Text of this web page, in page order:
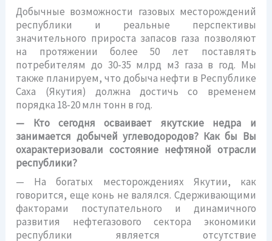
Добычные возможности газовых месторождений
республики и реальные перспективы
значительного прироста запасов газа позволяют
на протяжении более 50 лет поставлять
потребителям до 30-35 млрд м3 газа в год. Мы
также планируем, что добыча нефти в Республике
Саха (Якутия) должна достичь со временем
порядка 18-20 млн тонн в год.
— Кто сегодня осваивает якутские недра и
занимается добычей углеводородов? Как бы Вы
охарактеризовали состояние нефтяной отрасли
республики?
— На богатых месторождениях Якутии, как
говорится, еще конь не валялся. Сдерживающими
факторами поступательного и динамичного
развития нефтегазового сектора экономики
республики является отсутствие